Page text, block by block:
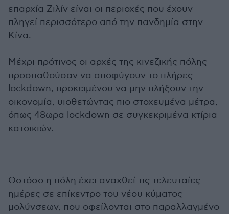
επαρχία Ζιλίν είναι οι περιοχές που έχουν
πληγεί περισσότερο από την πανδημία στην
Κίνα.
Μέχρι πρότινος οι αρχές της κινεζικής πόλης
προσπαθούσαν να αποφύγουν το πλήρες
lockdown, προκειμένου να μην πλήξουν την
οικονομία, υιοθετώντας πιο στοχευμένα μέτρα,
όπως 48ωρα lockdown σε συγκεκριμένα κτίρια
κατοικιών.
Ωστόσο η πόλη έχει αναχθεί τις τελευταίες
ημέρες σε επίκεντρο του νέου κύματος
μολύνσεων, που οφείλονται στο παραλλαγμένο